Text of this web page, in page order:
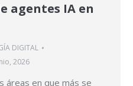
agentes IA en
DIGITAL
2026
áreas en que más se